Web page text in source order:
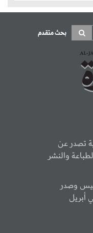
بحث متقدم
تصدر عن
والنشر
وصدر
أبريل